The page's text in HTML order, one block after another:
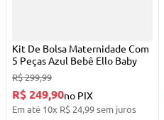
Kit De Bolsa Maternidade Com
5 Peças Azul Bebê Ello Baby
R$299,99
R$ 249,90no PIX
Em até 10x R$ 24,99sem juros